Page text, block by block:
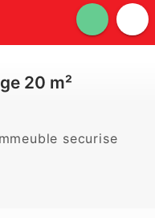
20 m²
securise